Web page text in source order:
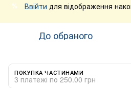
% Ввійти для відображення
До обраного
ПОКУПКА ЧАСТИНАМИ
3 платежі по 250.00 грн